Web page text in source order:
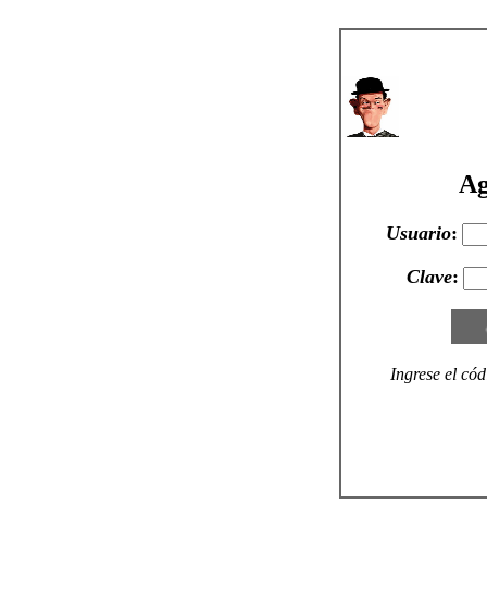
Usuario:
Clave:
Ingrese el